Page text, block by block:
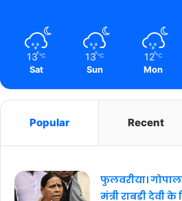
13 ℃
Sat
13 ℃
Sun
12 ℃
Mon
Popular Recent
फुलवरीया।
मंत्री राबड़ी देवी